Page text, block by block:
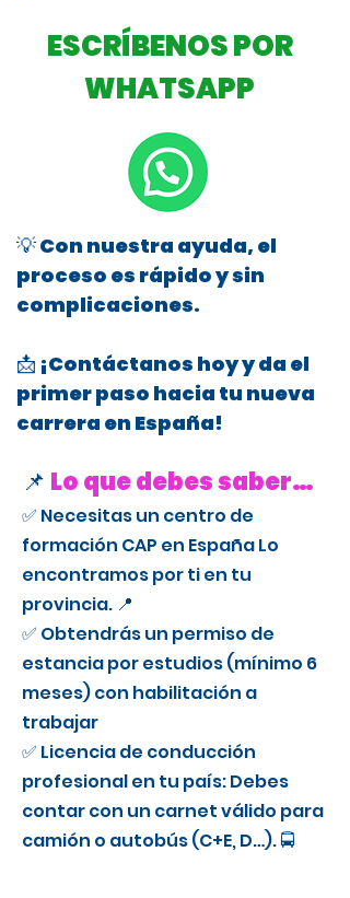
ESCRÍBENOS POR
WHATSAPP
💡 Con nuestra ayuda, el
proceso es rápido y sin
complicaciones.
📩 ¡Contáctanos hoy y da el
primer paso hacia tu nueva
carrera en España!
📌 Lo que debes saber…
✅ Necesitas un centro de
formación CAP en España Lo
encontramos por ti en tu
provincia. 📍
✅ Obtendrás un permiso de
estancia por estudios (mínimo 6
meses) con habilitación a
trabajar
✅ Licencia de conducción
profesional en tu país: Debes
contar con un carnet válido para
camión o autobús (C+E, D…). 🚍